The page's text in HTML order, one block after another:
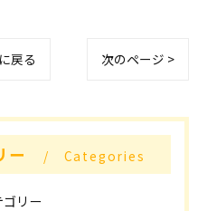
戻る 次のページ >
ー Categories
リー